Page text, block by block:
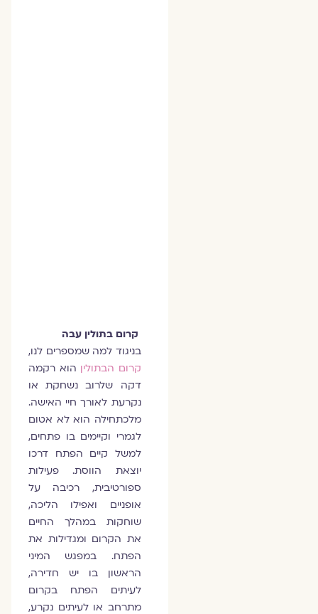
קרום בתולין עבה
בניגוד למה שמספרים לנו,
קרום הבתוליןהוא רקמה
דקה שלרוב נשחקת או
נקרעת לאורך חיי האישה.
מלכתחילה הוא לא אטום
לגמרי וקיימים בו פתחים,
למשל קיים הפתח דרכו
יוצאת הווסת. פעילות
ספורטיבית, רכיבה על
אופניים ואפילו הליכה,
שוחקות במהלך החיים
את הקרום ומגדילות את
הפתח. במפגש המיני
הראשון בו יש חדירה,
לעיתים הפתח בקרום
מתרחב או לעיתים נקרע,